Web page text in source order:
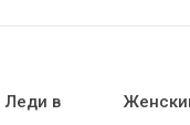
Леди в